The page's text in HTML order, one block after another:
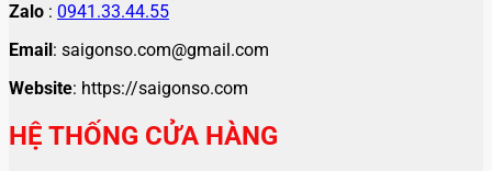
Zalo : 0941.33.44.55
Email: saigonso.com@gmail.com
Website: https://saigonso.com
HỆ THỐNG CỬA HÀNG